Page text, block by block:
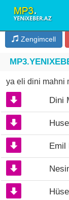
Zengimcell
ya eli dini mahni
Dini
Emil